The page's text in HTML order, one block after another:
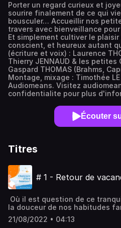
Porter un regard curieux et
sourire finalement de ce qui
bousculer… Accueillir nos
travers avec bienveillance
Et simplement cultiver le plaisir
conscient, et heureux autant
(écriture et voix) : Laurence
Thierry JENNAUD & les petites
Gaspard THOMAS (Brahms,
Montage, mixage : Timothée LE
Audiomeans. Visitez
confidentialite pour plus
Écouter
Titres
# 1 - Retour de
Où il est question de ce
la douceur de nos habitudes
laisser surprendre par les
peut nous extraire du pilotage
21/08/2022 • 04:13